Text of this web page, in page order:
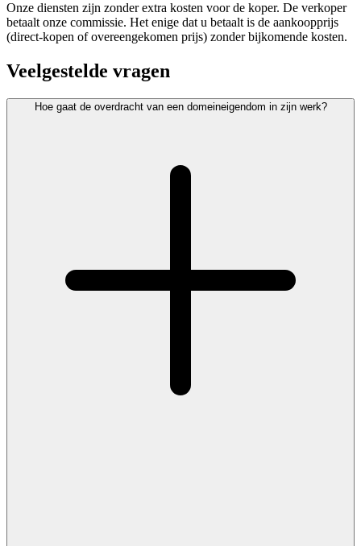
Onze diensten zijn zonder extra kosten voor de koper. De verkoper
betaalt onze commissie. Het enige dat u betaalt is de aankoopprijs
(direct-kopen of overeengekomen prijs) zonder bijkomende kosten.
Veelgestelde vragen
Hoe gaat de overdracht van een domeineigendom in zijn werk?